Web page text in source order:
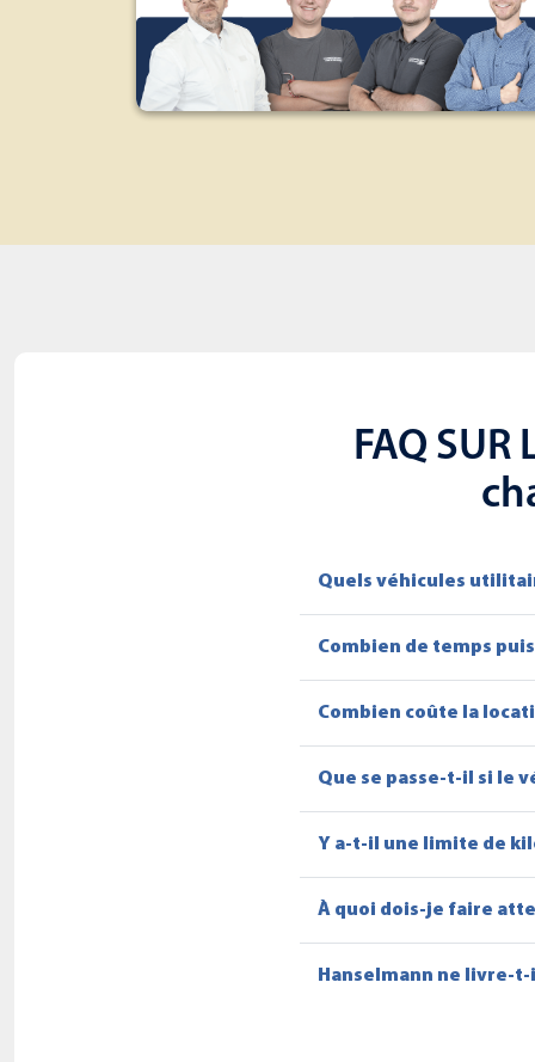
FAQ
Quels véhicules
Combien de temps
Combien coûte la
Que se passe-t-il si le
Y a-t-il une limite de
À quoi dois-je faire
Hanselmann ne livre-